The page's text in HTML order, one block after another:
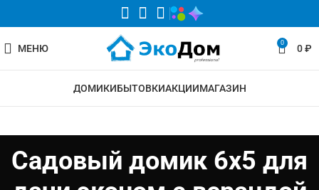
МЕНЮ 0 0₽
ДОМИКИБЫТОВКИАКЦИИМАГАЗИН
Садовый домик 6х5 для